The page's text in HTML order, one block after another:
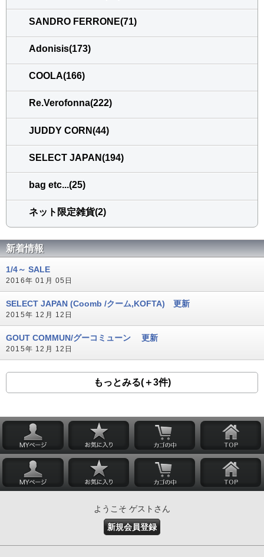
SANDRO FERRONE(71)
Adonisis(173)
COOLA(166)
Re.Verofonna(222)
JUDDY CORN(44)
SELECT JAPAN(194)
bag etc...(25)
ネット限定雑貨(2)
新着情報
1/4～ SALE
2016年 01月 05日
SELECT JAPAN (Coomb /クーム,KOFTA) 更新
2015年 12月 12日
GOUT COMMUN/グーコミューン 更新
2015年 12月 12日
もっとみる(＋3件)
ようこそ ゲストさん
新規会員登録